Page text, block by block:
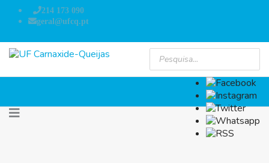
214 173 090
geral@ufcq.pt